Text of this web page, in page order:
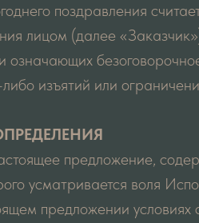
поздравления
лицом (далее
означающих
изъятий или
предложение,
усматривается воля
предложении условиях